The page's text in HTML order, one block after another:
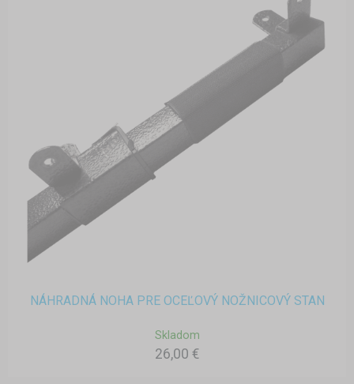
NÁHRADNÁ NOHA PRE OCEĽOVÝ NOŽNICOVÝ STAN
Skladom
26,00 €